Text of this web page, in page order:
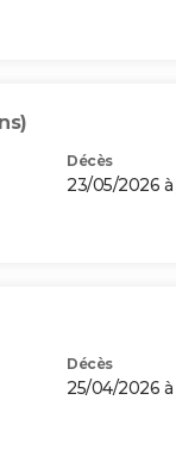
Décès
23/05/2026 à
Décès
25/04/2026 à